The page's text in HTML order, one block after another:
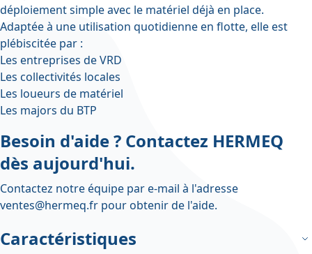
déploiement simple avec le matériel déjà en place.
Adaptée à une utilisation quotidienne en flotte, elle est
plébiscitée par :
Les entreprises de VRD
Les collectivités locales
Les loueurs de matériel
Les majors du BTP
Besoin d'aide ? Contactez HERMEQ
dès aujourd'hui.
Contactez notre équipe par e-mail à l'adresse
ventes@hermeq.fr pour obtenir de l'aide.
Caractéristiques